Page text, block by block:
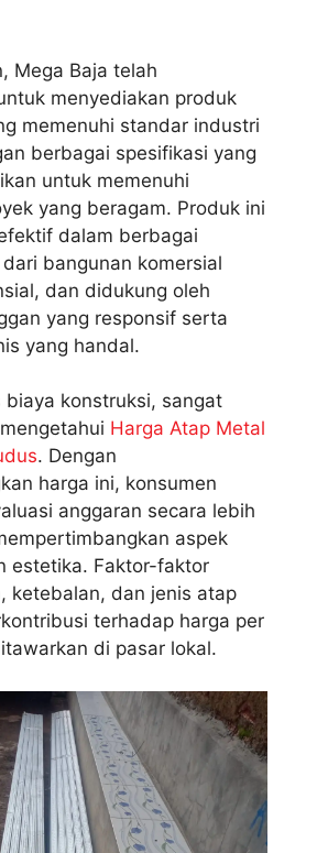
Mega Baja telah
menyediakan produk
memenuhi standar industri
berbagai spesifikasi yang
untuk memenuhi
yang beragam. Produk ini
dalam berbagai
bangunan komersial
dan didukung oleh
yang responsif serta
yang handal.
biaya konstruksi, sangat
Harga Atap Metal
. Dengan
harga ini, konsumen
anggaran secara lebih
aspek
estetika. Faktor-faktor
ketebalan, dan jenis atap
terhadap harga per
di pasar lokal.